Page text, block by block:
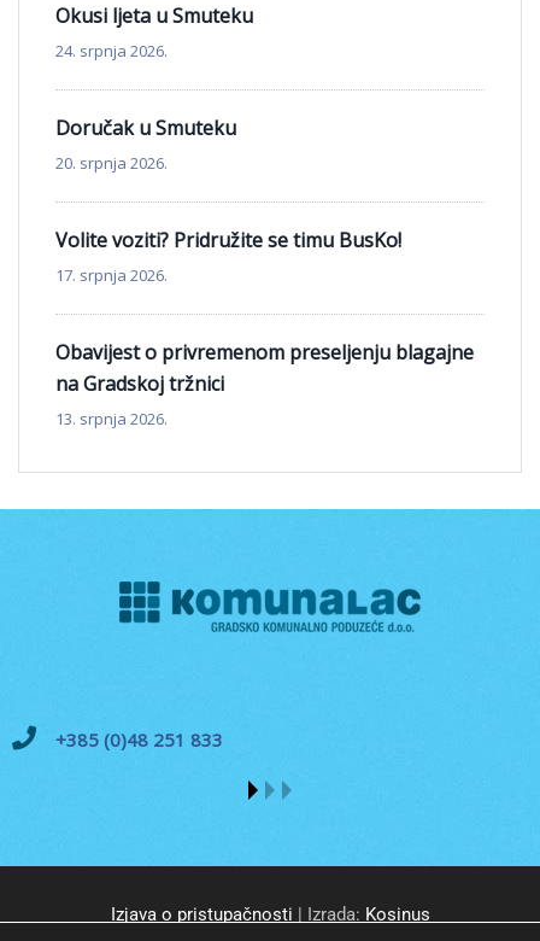
Okusi ljeta u Smuteku
24. srpnja 2026.
Doručak u Smuteku
20. srpnja 2026.
Volite voziti? Pridružite se timu BusKo!
17. srpnja 2026.
Obavijest o privremenom preseljenju blagajne
na Gradskoj tržnici
13. srpnja 2026.
+385 (0)48 251 833
Izjava o pristupačnosti | Izrada: Kosinus